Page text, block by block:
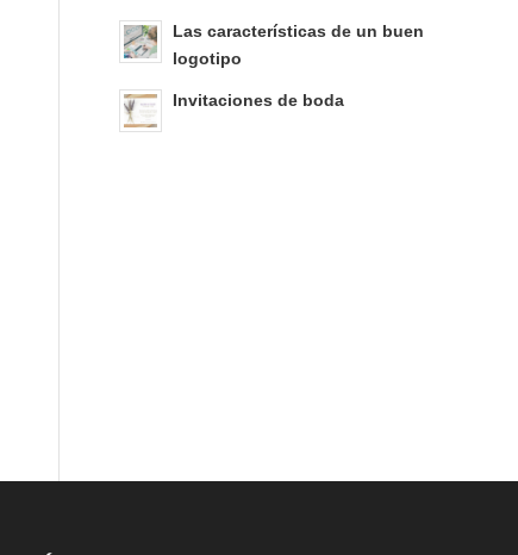
Las características de un buen
logotipo
Invitaciones de boda